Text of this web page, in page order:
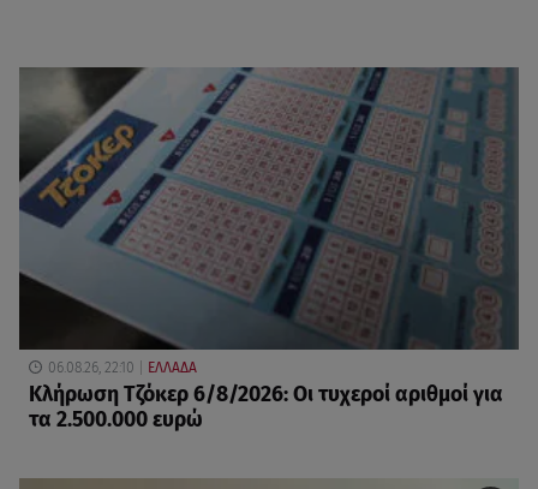
06.08.26, 22:10 ΕΛΛΑΔΑ
Κλήρωση Τζόκερ 6/8/2026: Οι τυχεροί αριθμοί για
τα 2.500.000 ευρώ